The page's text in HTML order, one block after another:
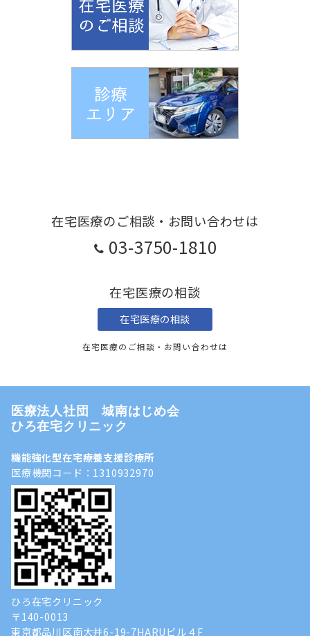
在宅医療のご相談・お問い合わせは
03-3750-1810
在宅医療の相談
在宅医療の相談
在宅医療のご相談・お問い合わせは
医療法人社団 城南はじめ会
ひろ在宅クリニック
機能強化型在宅療養支援診療所
医療機関コード：1310932970
ひろ在宅クリニック
〒140-0013
東京都品川区南大井6-19-7HARUビル４F